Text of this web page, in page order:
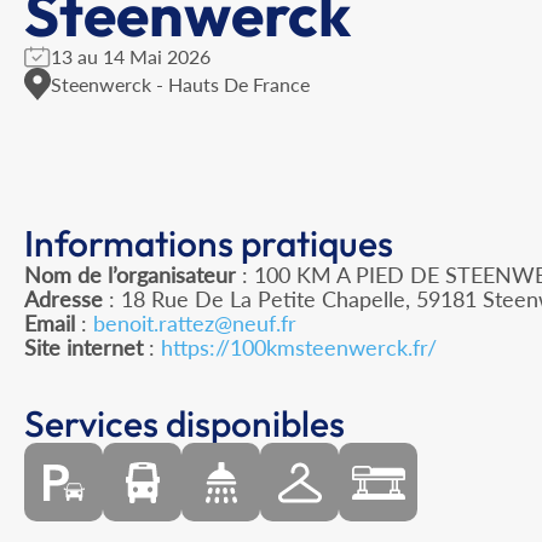
13 au 14 Mai 2026
Steenwerck - Hauts De France
Informations pratiques
Nom de l’organisateur : 100 KM A PIED DE
Adresse : 18 Rue De La Petite Chapelle, 59181
Email : benoit.rattez@neuf.fr
Site internet: https://100kmsteenwerck.fr/
Services disponibles